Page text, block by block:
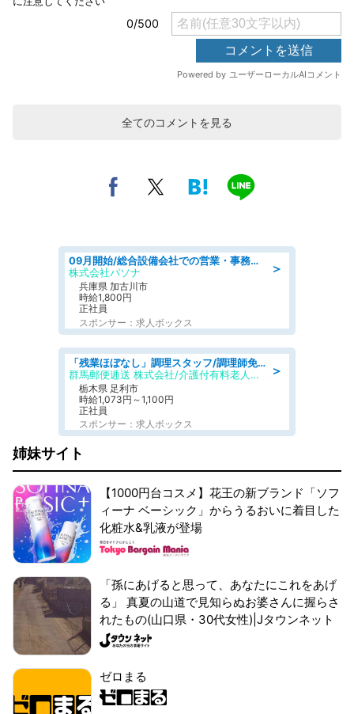
全てのコメントを見る
＞
09月開始/総合設備会社での営業・事務のお仕事/車通勤可/賞与あり/営業/営業事務
株式会社パソナ
兵庫県 加古川市
時給1,800円
正社員
スポンサー：求人ボックス
＞
「残業ほぼなし」調理スタッフ/調理師免許必須/正職員/日勤のみ/介護付き有料老人ホーム/社会保障完備
群馬郵便逓送 株式会社/介護付有料老人ホーム ふる里
栃木県 足利市
時給1,073円～1,100円
正社員
スポンサー：求人ボックス
姉妹サイト
【1000円台コスメ】花王の新ブランド「ソフ
ィーナ ベーシック」からうるおいに着目した
化粧水&乳液が登場
「孫にあげると思って、あなたにこれをあげ
る」 真夏の山道で見知らぬお婆さんに握らさ
れたもの(山口県・30代女性)|Jタウンネット
ゼロまる